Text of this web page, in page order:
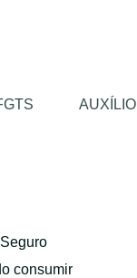
AUXÍLIO
consumir